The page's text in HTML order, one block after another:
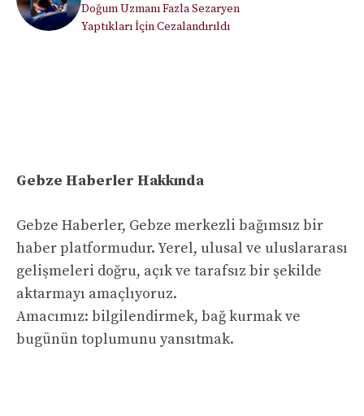
Doğum Uzmanı Fazla Sezaryen
Yaptıkları İçin Cezalandırıldı
Gebze Haberler Hakkında
Gebze Haberler, Gebze merkezli bağımsız bir
haber platformudur. Yerel, ulusal ve uluslararası
gelişmeleri doğru, açık ve tarafsız bir şekilde
aktarmayı amaçlıyoruz.
Amacımız: bilgilendirmek, bağ kurmak ve
bugünün toplumunu yansıtmak.